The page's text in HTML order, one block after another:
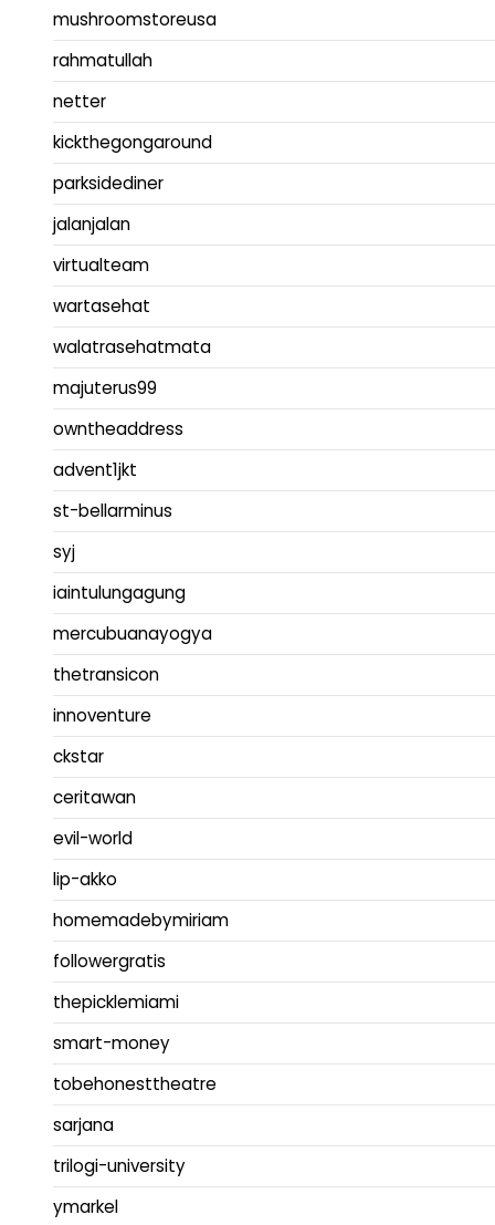
mushroomstoreusa
rahmatullah
netter
kickthegongaround
parksidediner
jalanjalan
virtualteam
wartasehat
walatrasehatmata
majuterus99
owntheaddress
advent1jkt
st-bellarminus
syj
iaintulungagung
mercubuanayogya
thetransicon
innoventure
ckstar
ceritawan
evil-world
lip-akko
homemadebymiriam
followergratis
thepicklemiami
smart-money
tobehonesttheatre
sarjana
trilogi-university
ymarkel